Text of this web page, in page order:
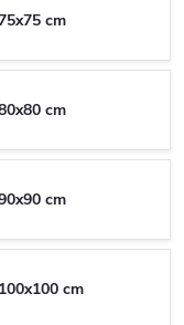
cm
cm
cm
cm